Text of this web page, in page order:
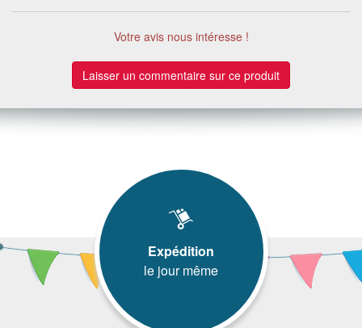
Votre avis nous intéresse !
Laisser un commentaire sur ce produit
Expédition
le jour même